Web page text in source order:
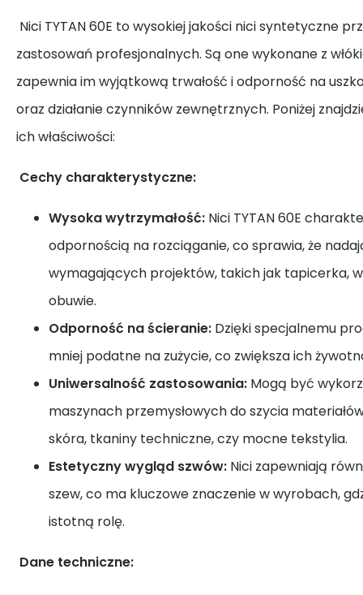
Nici TYTAN 60E to wysokiej jakości nici syntetyczne
zastosowań profesjonalnych. Są one wykonane z
zapewnia im wyjątkową trwałość i odporność na
oraz działanie czynników zewnętrznych. Poniżej
ich właściwości:
Cechy charakterystyczne:
Wysoka wytrzymałość: Nici TYTAN 60E
odpornością na rozciąganie, co sprawia, że
wymagających projektów, takich jak tapicerka,
obuwie.
Odporność na ścieranie: Dzięki specjalnemu
mniej podatne na zużycie, co zwiększa ich
Uniwersalność zastosowania: Mogą być
maszynach przemysłowych do szycia
skóra, tkaniny techniczne, czy mocne tekstylia.
Estetyczny wygląd szwów: Nici zapewniają
szew, co ma kluczowe znaczenie w wyrobach,
istotną rolę.
Dane techniczne: